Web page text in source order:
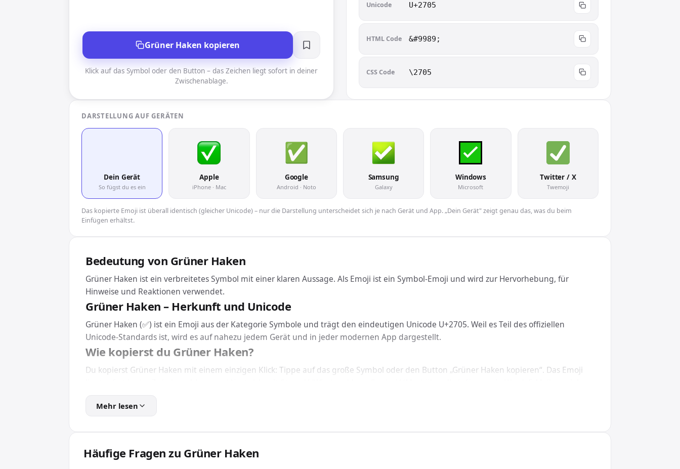
Grüner Haken kopieren
Klick auf das Symbol oder den Button – das Zeichen liegt sofort in deiner
Zwischenablage.
Unicode U+2705
HTML Code &#9989;
CSS Code \2705
DARSTELLUNG AUF GERÄTEN
Dein Gerät
So fügst du es ein
Apple
iPhone · Mac
Google
Android · Noto
Samsung
Galaxy
Windows
Microsoft
Twitter / X
Twemoji
Das kopierte Emoji ist überall identisch (gleicher Unicode) – nur die Darstellung unterscheidet sich je nach Gerät und App. „Dein Gerät" zeigt genau das, was du beim
Einfügen erhältst.
Bedeutung von Grüner Haken
Grüner Haken ist ein verbreitetes Symbol mit einer klaren Aussage. Als Emoji ist ein Symbol-Emoji und wird zur Hervorhebung, für
Hinweise und Reaktionen verwendet.
Grüner Haken – Herkunft und Unicode
Grüner Haken (✅) ist ein Emoji aus der Kategorie Symbole und trägt den eindeutigen Unicode U+2705. Weil es Teil des offiziellen
Unicode-Standards ist, wird es auf nahezu jedem Gerät und in jeder modernen App dargestellt.
Wie kopierst du Grüner Haken?
Du kopierst Grüner Haken mit einem einzigen Klick: Tippe auf das große Symbol oder den Button „Grüner Haken kopieren“. Das Emoji
Für Webseiten und Apps bindest du Grüner Haken über den passenden Code ein: In HTML nutzt du &#9989;, in CSS den Wert \2705. So
wird das Emoji unabhängig von der installierten Schriftart korrekt dargestellt.
Mehr lesen
Häufige Fragen zu Grüner Haken